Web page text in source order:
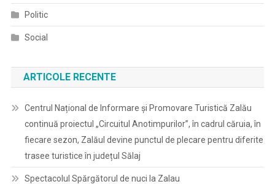
Politic
Social
ARTICOLE RECENTE
Centrul Național de Informare și Promovare Turistică Zalău
continuă proiectul „Circuitul Anotimpurilor”, în cadrul căruia, în
fiecare sezon, Zalăul devine punctul de plecare pentru diferite
trasee turistice în județul Sălaj
Spectacolul Spărgătorul de nuci la Zalau